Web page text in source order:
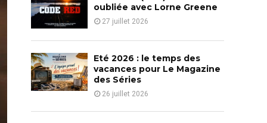
o
r
:
C
H
oubliée avec Lorne Greene
27 juillet 2026
Eté 2026 : le temps des
vacances pour Le Magazine
des Séries
26 juillet 2026